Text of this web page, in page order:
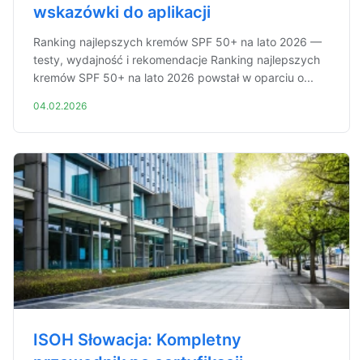
wskazówki do aplikacji
Ranking najlepszych kremów SPF 50+ na lato 2026 —
testy, wydajność i rekomendacje Ranking najlepszych
kremów SPF 50+ na lato 2026 powstał w oparciu o...
04.02.2026
ISOH Słowacja: Kompletny